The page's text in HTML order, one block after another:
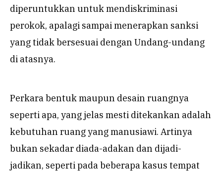
diperuntukkan untuk mendiskriminasi
perokok, apalagi sampai menerapkan sanksi
yang tidak bersesuai dengan Undang-undang
di atasnya.
Perkara bentuk maupun desain ruangnya
seperti apa, yang jelas mesti ditekankan adalah
kebutuhan ruang yang manusiawi. Artinya
bukan sekadar diada-adakan dan dijadi-
jadikan, seperti pada beberapa kasus tempat